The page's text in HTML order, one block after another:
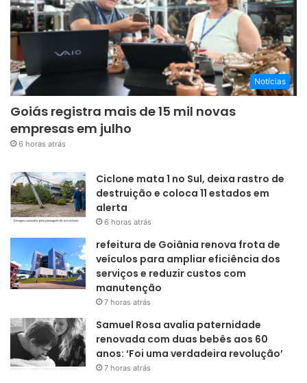
Notícias
Goiás registra mais de 15 mil novas
empresas em julho
6 horas atrás
Ciclone mata 1 no Sul, deixa rastro de
destruição e coloca 11 estados em
alerta
6 horas atrás
refeitura de Goiânia renova frota de
veículos para ampliar eficiência dos
serviços e reduzir custos com
manutenção
7 horas atrás
Samuel Rosa avalia paternidade
renovada com duas bebês aos 60
anos: ‘Foi uma verdadeira revolução’
7 horas atrás